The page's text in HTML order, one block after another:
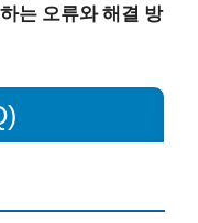
는 오류와 해결 방